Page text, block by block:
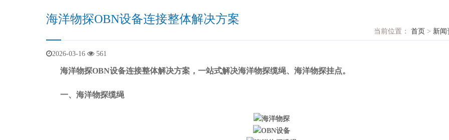
海洋物探OBN设备连接整体解决方案
当前位置： 首页 > 新闻
2026-03-16 561
海洋物探OBN设备连接整体解决方案，一站式解决海洋物探缆绳、海洋物探挂点。
一、海洋物探缆绳